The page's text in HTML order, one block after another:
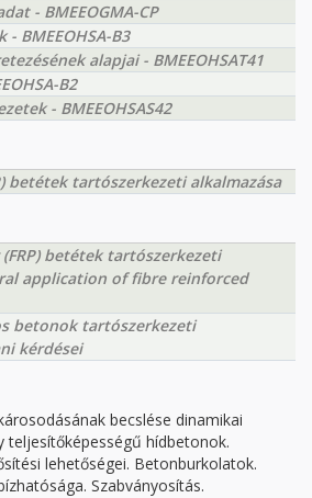
- BMEEOGMA-CP
BMEEOHSA-B3
alapjai - BMEEOHSAT41
B2
- BMEEOHSAS42
betétek tartószerkezeti alkalmazása
betétek tartószerkezeti
application of fibre reinforced
betonok tartószerkezeti
kérdései
becslése dinamikai
teljesítőképességű hídbetonok.
lehetőségei. Betonburkolatok.
Szabványosítás.